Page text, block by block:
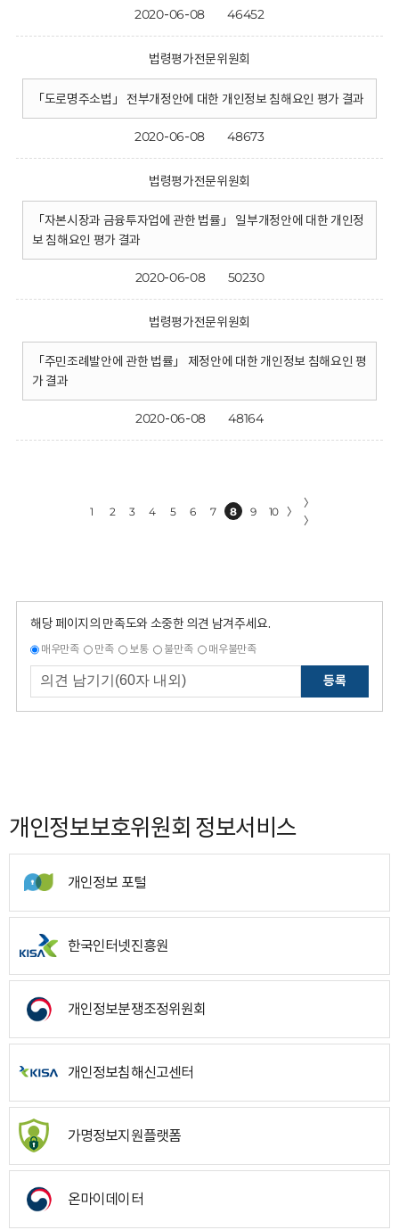
2020-06-08 46452
법령평가전문위원회
「도로명주소법」 전부개정안에 대한 개인정보 침해요인 평가 결과
2020-06-08 48673
법령평가전문위원회
「자본시장과 금융투자업에 관한 법률」 일부개정안에 대한 개인정
보 침해요인 평가 결과
2020-06-08 50230
법령평가전문위원회
「주민조례발안에 관한 법률」 제정안에 대한 개인정보 침해요인 평
가 결과
2020-06-08 48164
1 2 3 4 5 6 7 8 9 10 〉
〉
〉
해당 페이지의 만족도와 소중한 의견 남겨주세요.
매우만족 만족 보통 불만족 매우불만족
등록
개인정보보호위원회 정보서비스
개인정보 포털
한국인터넷진흥원
개인정보분쟁조정위원회
개인정보침해신고센터
가명정보지원플랫폼
온마이데이터